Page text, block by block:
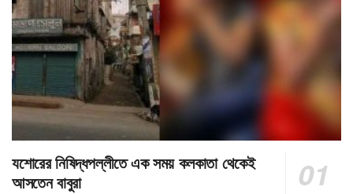
যশোরের নিষিদ্ধপল্লীতে এক সময় কলকাতা থেকেই
আসতেন বাবুরা